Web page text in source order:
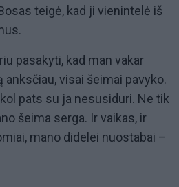
teigė, kad ji vienintelė iš
pasakyti, kad man vakar
visai šeimai pavyko.
pats su ja nesusiduri. Ne tik
šeima serga. Ir vaikas, ir
mano didelei nuostabai –